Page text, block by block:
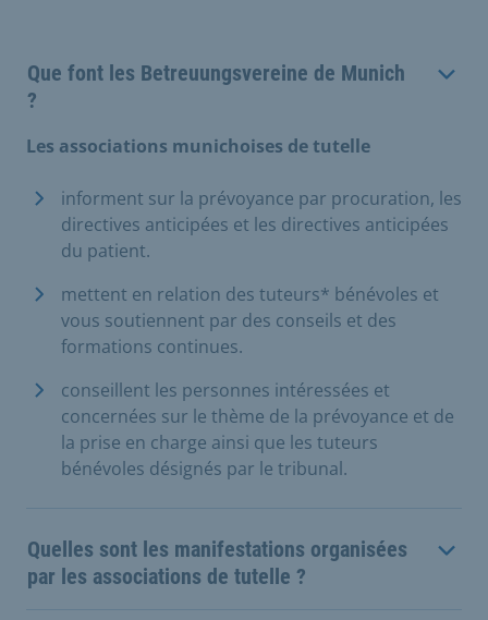
Que font les Betreuungsvereine de Munich
?
Les associations munichoises de tutelle
informent sur la prévoyance par procuration, les
directives anticipées et les directives anticipées
du patient.
mettent en relation des tuteurs* bénévoles et
vous soutiennent par des conseils et des
formations continues.
conseillent les personnes intéressées et
concernées sur le thème de la prévoyance et de
la prise en charge ainsi que les tuteurs
bénévoles désignés par le tribunal.
Quelles sont les manifestations organisées
par les associations de tutelle ?